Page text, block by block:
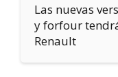
Las nuevas
y forfour
Renault